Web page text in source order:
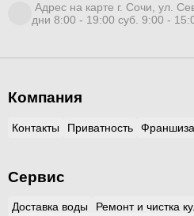
Адрес на карте г. Сочи, ул.
дни 8:00 - 19:00 суб. 9:00 -
Компания
Контакты Приватность Франшиза
Сервис
Доставка воды Ремонт и чистка